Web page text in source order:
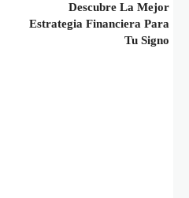
Descubre La Mejor
Estrategia Financiera Para
Tu Signo